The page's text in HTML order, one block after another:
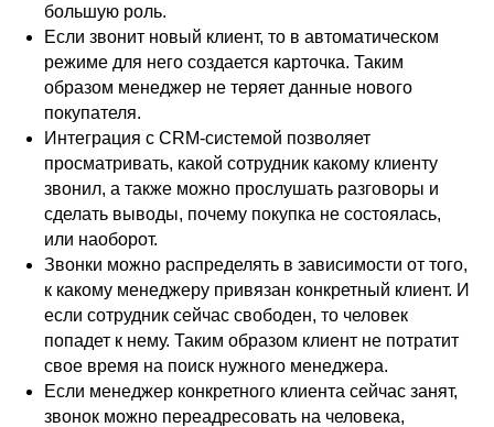
большую роль.
Если звонит новый клиент, то в автоматическом
режиме для него создается карточка. Таким
образом менеджер не теряет данные нового
покупателя.
Интеграция с CRM-системой позволяет
просматривать, какой сотрудник какому клиенту
звонил, а также можно прослушать разговоры и
сделать выводы, почему покупка не состоялась,
или наоборот.
Звонки можно распределять в зависимости от того,
к какому менеджеру привязан конкретный клиент. И
если сотрудник сейчас свободен, то человек
попадет к нему. Таким образом клиент не потратит
свое время на поиск нужного менеджера.
Если менеджер конкретного клиента сейчас занят,
звонок можно переадресовать на человека,